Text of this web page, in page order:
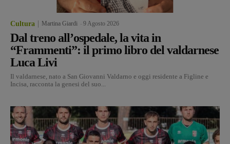
Cultura Martina Giardi 9 Agosto 2026
Dal treno all’ospedale, la vita in
“Frammenti”: il primo libro del valdarnese
Luca Livi
Il valdarnese, nato a San Giovanni Valdarno e oggi residente a Figline e
Incisa, racconta la genesi del suo...